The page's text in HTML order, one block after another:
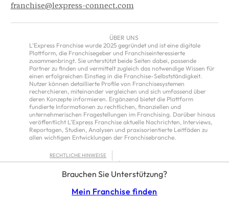
Brauchen Sie Unterstützung?
Mein Franchise finden
franchise@lexpress-connect.com
ÜBER UNS
L’Express Franchise wurde 2025 gegründet und ist eine digitale
Plattform, die Franchisegeber und Franchiseinteressierte
zusammenbringt. Sie unterstützt beide Seiten dabei, passende
Partner zu finden und vermittelt zugleich das notwendige Wissen für
einen erfolgreichen Einstieg in die Franchise-Selbstständigkeit.
Nutzer können detaillierte Profile von Franchisesystemen
recherchieren, miteinander vergleichen und sich umfassend über
deren Konzepte informieren. Ergänzend bietet die Plattform
fundierte Informationen zu rechtlichen, finanziellen und
unternehmerischen Fragestellungen im Franchising. Darüber hinaus
veröffentlicht L’Express Franchise aktuelle Nachrichten, Interviews,
Reportagen, Studien, Analysen und praxisorientierte Leitfäden zu
allen wichtigen Entwicklungen der Franchisebranche.
RECHTLICHE HINWEISE
ALLGEMEINE NUTZUNGSBEDINGUNGEN FÜR DEN SERVICE VON
FRANCHISOR TERMS – EUROPE